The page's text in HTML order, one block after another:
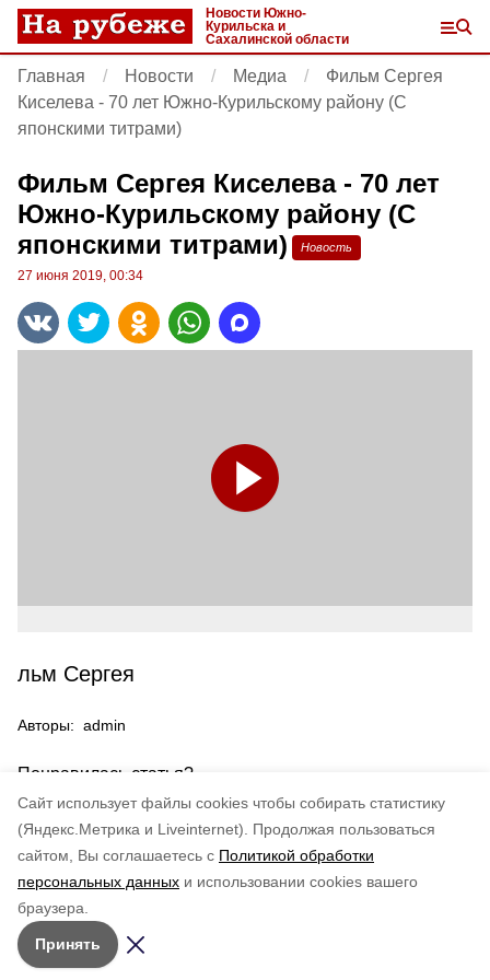
Cайт использует файлы cookies чтобы собирать статистику
(Яндекс.Метрика и Liveinternet).
Продолжая пользоваться
сайтом, Вы соглашаетесь с Политикой обработки
персональных данных и использовании cookies вашего
браузера.
Принять
Новости Южно-
Курильска и
Сахалинской области
Главная Новости Медиа
Фильм Сергея
Киселева - 70 лет Южно-Курильскому району (С
японскими титрами)
Фильм Сергея Киселева - 70 лет
Южно-Курильскому району (С
японскими титрами)
Новость
27 июня 2019, 00:34
льм Сергея
Авторы: admin
Понравилась статья?
по оценке4 пользователей
5 4 3 2 1